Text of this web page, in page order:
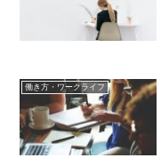
働き方・ワークライフ